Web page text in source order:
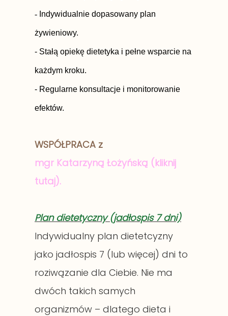
- Indywidualnie dopasowany plan
żywieniowy.
- Stałą opiekę dietetyka i pełne wsparcie na
każdym kroku.
- Regularne konsultacje i monitorowanie
efektów.
WSPÓŁPRACA z
mgr Katarzyną Łożyńską (kliknij
tutaj).
Plan dietetyczny (jadłospis 7 dni)
Indywidualny plan dietetcyzny
jako jadłospis 7 (lub więcej) dni to
roziwązanie dla Ciebie. Nie ma
dwóch takich samych
organizmów – dlatego dieta i